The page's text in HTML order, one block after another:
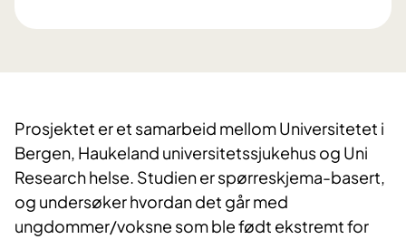
Prosjektet er et samarbeid mellom Universitetet i
Bergen, Haukeland universitetssjukehus og Uni
Research helse. Studien er spørreskjema-basert,
og undersøker hvordan det går med
ungdommer/voksne som ble født ekstremt for